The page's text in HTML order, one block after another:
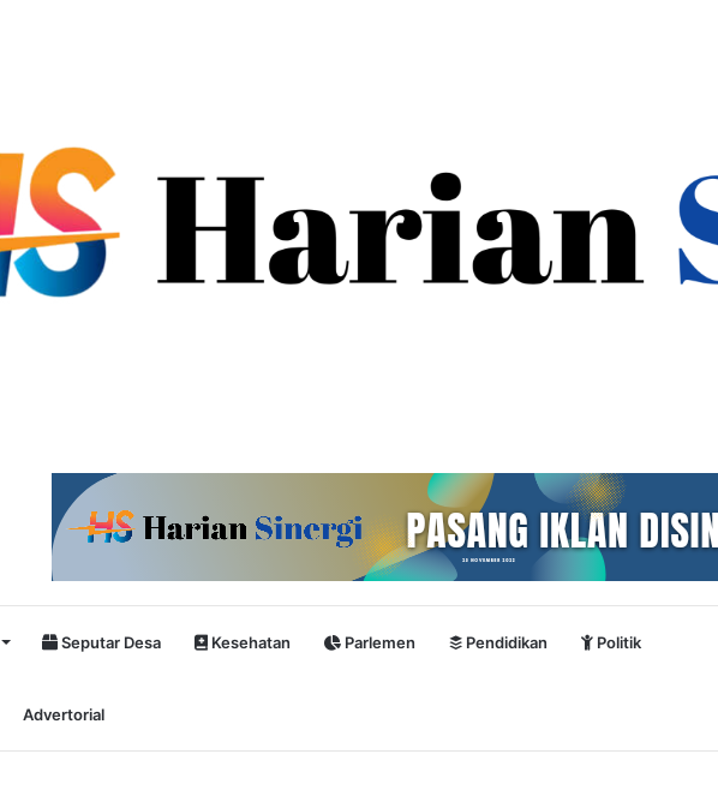
Seputar Desa Kesehatan Parlemen Pendidikan Politik
Advertorial